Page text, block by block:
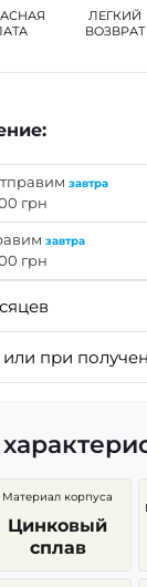
ЛЕГКИЙ
ВОЗВРАТ
завтра
грн
завтра
грн
или при
Материал корпуса
Цинковый
сплав